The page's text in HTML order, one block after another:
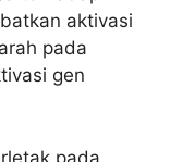
aktivasi
pada
gen
pada